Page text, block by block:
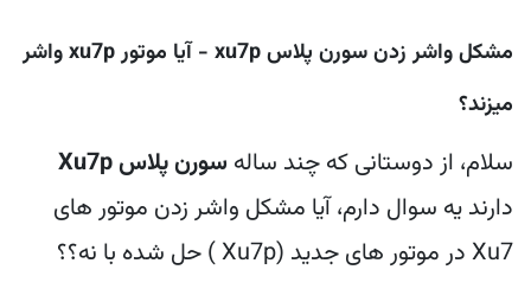
مشکل واشر زدن سورن پلاس xu7p - آیا موتور xu7p واشر
میزند؟
سلام، از دوستانی که چند سالهسورن پلاس Xu7p
دارند یه سوال دارم، آیا مشکل واشر زدن موتور های
Xu7 در موتور های جدید (Xu7p ) حل شده با نه؟؟